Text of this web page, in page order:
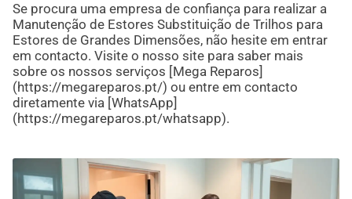
Se procura uma empresa de confiança para realizar a
Manutenção de Estores Substituição de Trilhos para
Estores de Grandes Dimensões, não hesite em entrar
em contacto. Visite o nosso site para saber mais
sobre os nossos serviços [Mega Reparos]
(https://megareparos.pt/) ou entre em contacto
diretamente via [WhatsApp]
(https://megareparos.pt/whatsapp).